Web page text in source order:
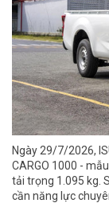
Ngày 29/7/2026,
CARGO 1000 -
tải trọng 1.095 kg.
cần năng lực